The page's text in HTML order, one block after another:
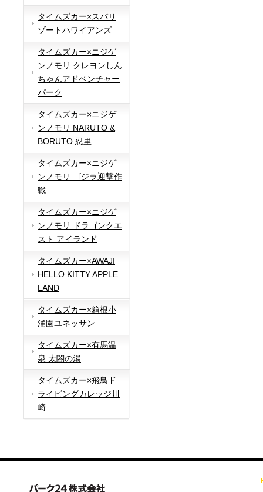
タイムズカー×スパリ
ゾートハワイアンズ
タイムズカー×ニジゲ
ンノモリ クレヨンしん
ちゃんアドベンチャー
パーク
タイムズカー×ニジゲ
ンノモリ NARUTO &
BORUTO 忍里
タイムズカー×ニジゲ
ンノモリ ゴジラ迎撃作
戦
タイムズカー×ニジゲ
ンノモリ ドラゴンクエ
スト アイランド
タイムズカー×AWAJI
HELLO KITTY APPLE
LAND
タイムズカー×箱根小
涌園ユネッサン
タイムズカー×有馬温
泉 太閤の湯
タイムズカー×飛鳥ド
ライビングカレッジ川
崎